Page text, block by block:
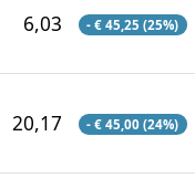
6,03 - € 45,25 (25%)
20,17 - € 45,00 (24%)